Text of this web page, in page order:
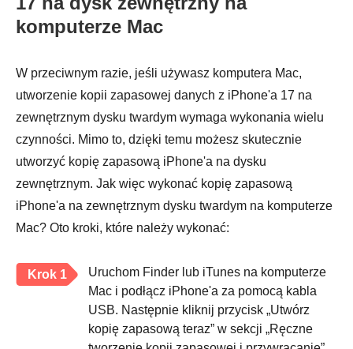
komputerze Mac
W przeciwnym razie, jeśli używasz komputera Mac,
utworzenie kopii zapasowej danych z iPhone'a 17 na
zewnętrznym dysku twardym wymaga wykonania wielu
czynności. Mimo to, dzięki temu możesz skutecznie
utworzyć kopię zapasową iPhone'a na dysku
zewnętrznym. Jak więc wykonać kopię zapasową
iPhone'a na zewnętrznym dysku twardym na komputerze
Mac? Oto kroki, które należy wykonać:
Krok 1
Uruchom Finder lub iTunes na komputerze
Mac i podłącz iPhone'a za pomocą kabla
USB. Następnie kliknij przycisk „Utwórz
kopię zapasową teraz” w sekcji „Ręczne